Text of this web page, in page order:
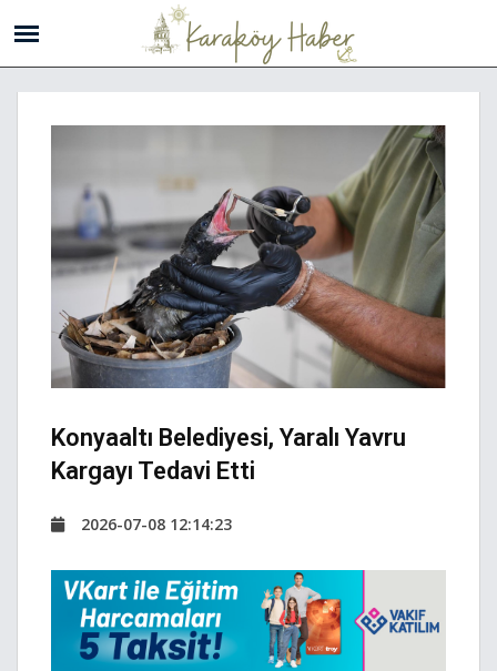
Konyaaltı Belediyesi, Yaralı Yavru
Kargayı Tedavi Etti
2026-07-08 12:14:23